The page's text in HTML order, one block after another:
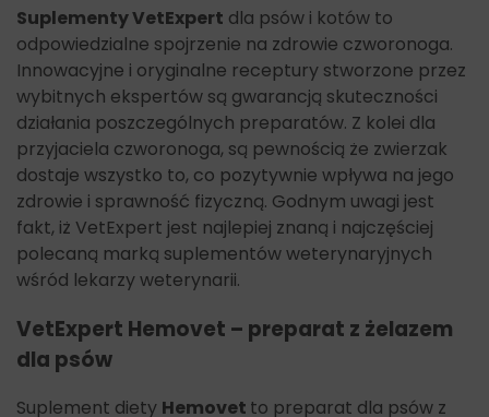
SuplementyVetExpert dla psów i kotów to
odpowiedzialne spojrzenie na zdrowie czworonoga.
Innowacyjne i oryginalne receptury stworzone przez
wybitnych ekspertów są gwarancją skuteczności
działania poszczególnych preparatów. Z kolei dla
przyjaciela czworonoga, są pewnością że zwierzak
dostaje wszystko to, co pozytywnie wpływa na jego
zdrowie i sprawność fizyczną. Godnym uwagi jest
fakt, iż VetExpert jest najlepiej znaną i najczęściej
polecaną marką suplementów weterynaryjnych
wśród lekarzy weterynarii.
VetExpert Hemovet – preparat z żelazem
dla psów
Suplement diety Hemovet to preparat dla psów z